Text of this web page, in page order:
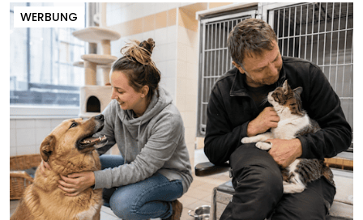
WERBUNG